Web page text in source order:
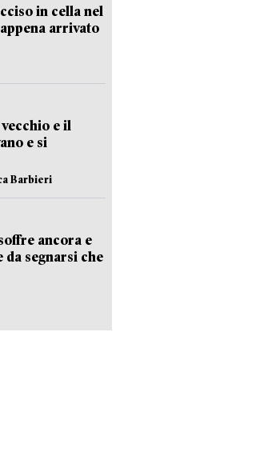
in cella nel
arrivato
e il
e si
Barbieri
ancora e
da segnarsi che